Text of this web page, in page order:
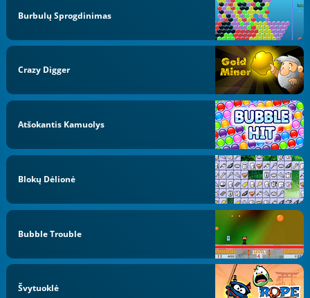
Burbulų Sprogdinimas
Crazy Digger
Atšokantis Kamuolys
Blokų Dėlionė
Bubble Trouble
Švytuoklė